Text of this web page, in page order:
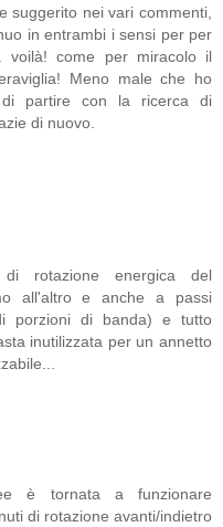
suggerito nei vari commenti,
in entrambi i sensi per per
voilà! come per miracolo il
Meno male che ho
partire con la ricerca di
di nuovo.
rotazione energica del
all'altro e anche a passi
porzioni di banda) e tutto
inutilizzata per un annetto
è tornata a funzionare
di rotazione avanti/indietro